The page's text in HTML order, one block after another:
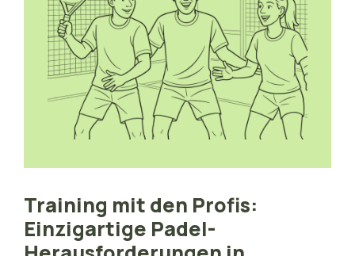
Training mit den Profis:
Einzigartige Padel-